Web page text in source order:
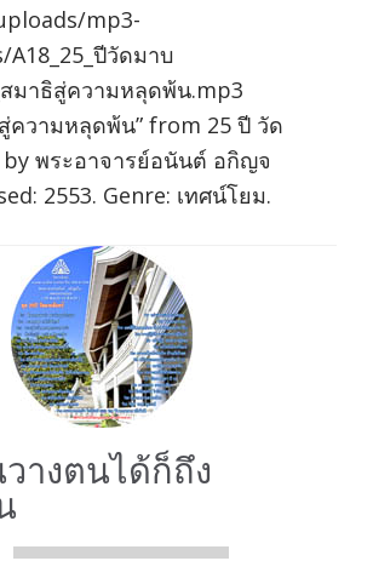
mp3-
ปีวัดมาบ
มาธิสู่ความหลุดพ้น.mp3
ความหลุดพ้น” from 25 ปี วัด
พระอาจารย์อนันต์ อกิญจ
2553. Genre: เทศน์โยม.
างตนได้ก็ถึง